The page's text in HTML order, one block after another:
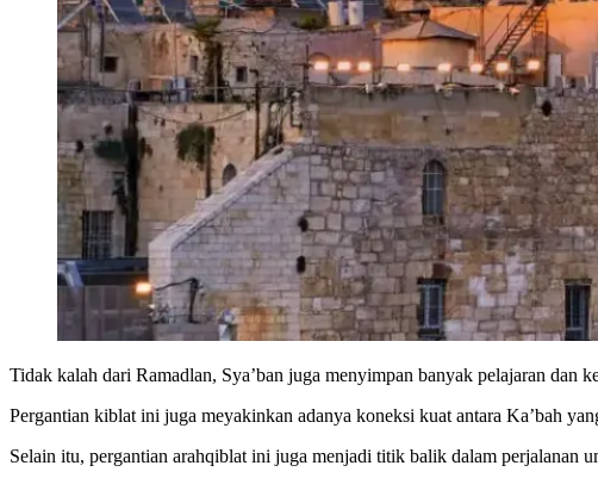
Tidak kalah dari Ramadlan, Sya’ban juga menyimpan banyak pelajaran dan
Pergantian kiblat ini juga meyakinkan adanya koneksi kuat antara Ka’bah
Selain itu, pergantian arahqiblat ini juga menjadi titik balik dalam perjalanan